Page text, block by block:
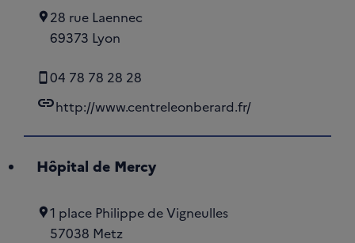
28 rue Laennec
69373 Lyon
04 78 78 28 28
linkhttp://www.centreleonberard.fr/
Hôpital de Mercy
1 place Philippe de Vigneulles
57038 Metz